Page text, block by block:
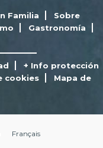
Familia
Sobre
Gastronomía
+ Info protección
cookies
Mapa de
Français